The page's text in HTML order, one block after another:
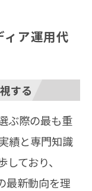
ア運用代
する
ぶ際の最も重
績と専門知識
ており、
最新動向を理